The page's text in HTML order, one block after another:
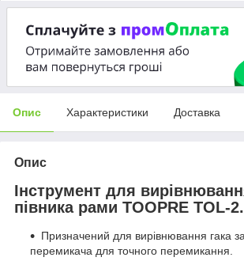
Опис Характеристики Доставка
Опис
Інструмент для
півника рами TOOPRE TOL-
Призначений для вирівнювання гака
перемикача для точного перемикання.